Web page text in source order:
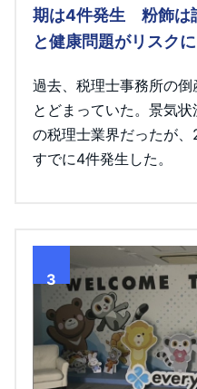
期は4件発生 粉飾は
と健康問題がリスクに
過去、税理士事務所の
とどまっていた。景気
の税理士業界だったが
すでに4件発生した。
3